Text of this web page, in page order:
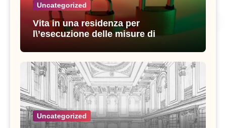
Uncategorized
Vita in una residenza per
l\’esecuzione delle misure di
Uncategorized